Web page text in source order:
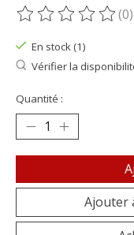
Ce produit est (0)
En stock (1)
Vérifier la
Quantité :
Ajouter